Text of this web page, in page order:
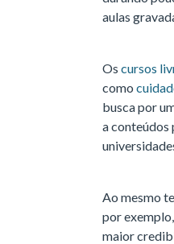
aulas
Os cursos
como
busca por
a conteúdos
Ao mesmo
por
maior